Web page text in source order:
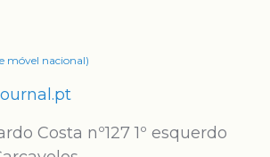
móvel nacional)
Costa nº127 1º esquerdo